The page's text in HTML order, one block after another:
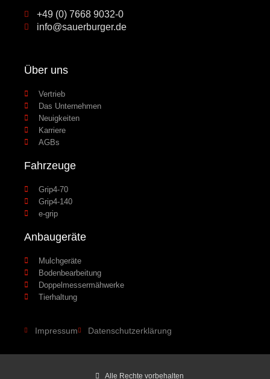
+49 (0) 7668 9032-0
info@sauerburger.de
Über uns
Vertrieb
Das Unternehmen
Neuigkeiten
Karriere
AGBs
Fahrzeuge
Grip4-70
Grip4-140
e-grip
Anbaugeräte
Mulchgeräte
Bodenbearbeitung
Doppelmessermähwerke
Tierhaltung
Impressum Datenschutzerklärung
Alle Rechte vorbehalten